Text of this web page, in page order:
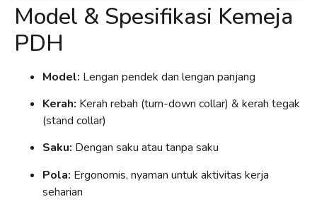
Model & Spesifikasi Kemeja
PDH
Model: Lengan pendek dan lengan panjang
Kerah: Kerah rebah (turn-down collar) & kerah tegak
(stand collar)
Saku: Dengan saku atau tanpa saku
Pola: Ergonomis, nyaman untuk aktivitas kerja
seharian